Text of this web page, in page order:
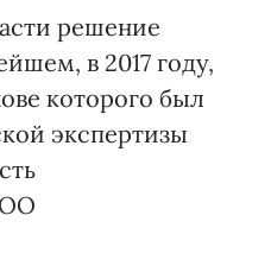
решение
в 2017 году,
которого был
экспертизы